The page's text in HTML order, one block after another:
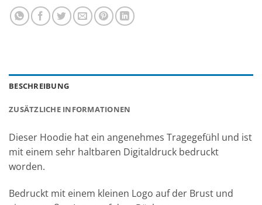
BESCHREIBUNG
ZUSÄTZLICHE INFORMATIONEN
Dieser Hoodie hat ein angenehmes Tragegefühl und ist
mit einem sehr haltbaren Digitaldruck bedruckt
worden.
Bedruckt mit einem kleinen Logo auf der Brust und